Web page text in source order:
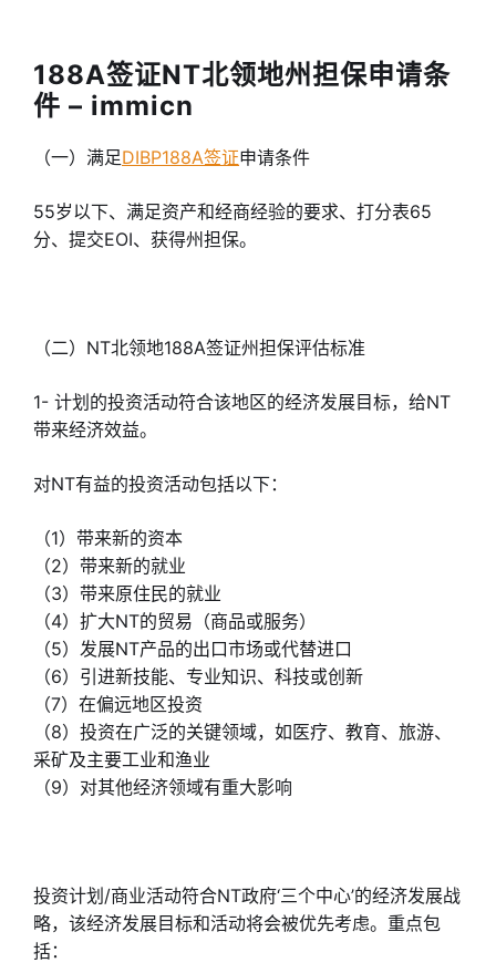
188A签证NT北领地州担保申请条
件 – immicn
（一）满足DIBP188A签证申请条件
55岁以下、满足资产和经商经验的要求、打分表65
分、提交EOI、获得州担保。
（二）NT北领地188A签证州担保评估标准
1- 计划的投资活动符合该地区的经济发展目标，给NT
带来经济效益。
对NT有益的投资活动包括以下：
（1）带来新的资本
（2）带来新的就业
（3）带来原住民的就业
（4）扩大NT的贸易（商品或服务）
（5）发展NT产品的出口市场或代替进口
（6）引进新技能、专业知识、科技或创新
（7）在偏远地区投资
（8）投资在广泛的关键领域，如医疗、教育、旅游、
采矿及主要工业和渔业
（9）对其他经济领域有重大影响
投资计划/商业活动符合NT政府‘三个中心’的经济发展战
略，该经济发展目标和活动将会被优先考虑。重点包
括：